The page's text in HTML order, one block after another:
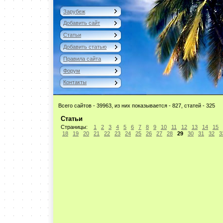
Зарубеж
Добавить сайт
Статьи
Добавить статью
Правила сайта
Форум
Контакты
Всего сайтов - 39963, из них показывается - 827, статей - 325
Статьи
Страницы: 1 2 3 4 5 6 7 8 9 10 11 12 13 14
15
18
19 20 21 22 23 24 25 26 27 28 29 30 31 32